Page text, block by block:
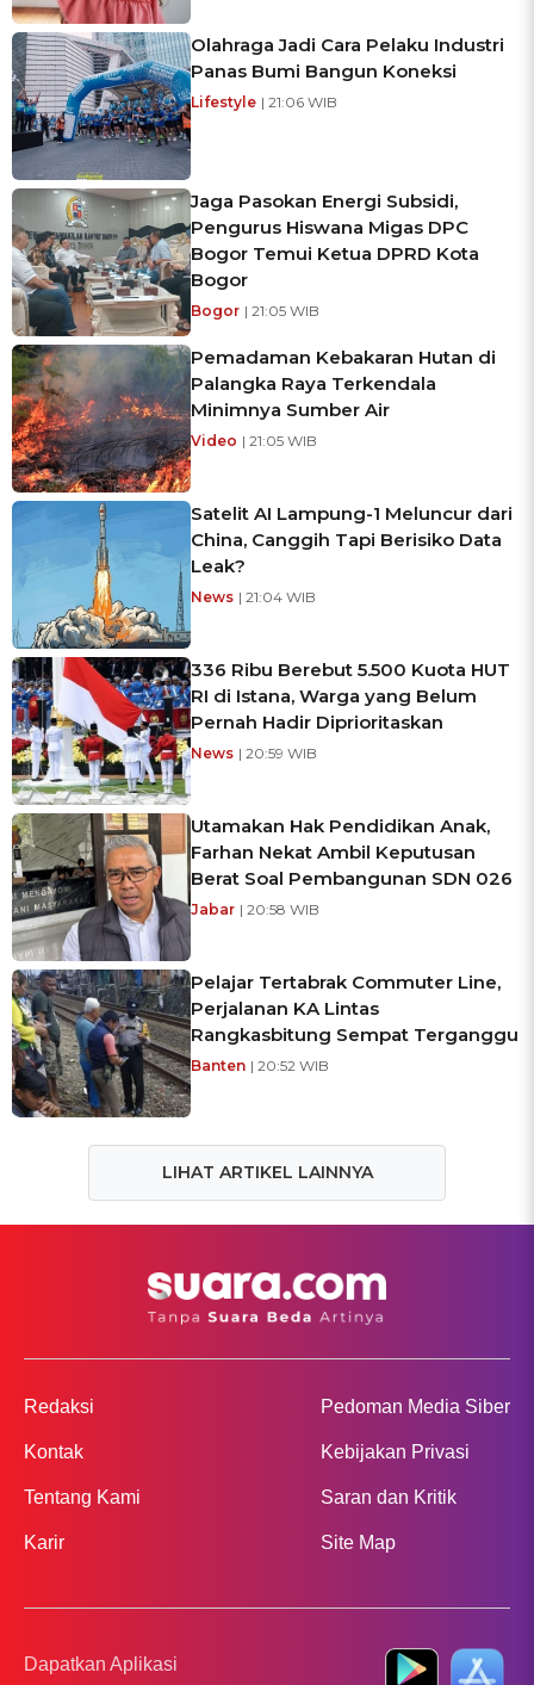
Olahraga Jadi Cara Pelaku Industri
Panas Bumi Bangun Koneksi
Lifestyle | 21:06 WIB
Jaga Pasokan Energi Subsidi,
Pengurus Hiswana Migas DPC
Bogor Temui Ketua DPRD Kota
Bogor
Bogor | 21:05 WIB
Pemadaman Kebakaran Hutan di
Palangka Raya Terkendala
Minimnya Sumber Air
Video | 21:05 WIB
Satelit AI Lampung-1 Meluncur dari
China, Canggih Tapi Berisiko Data
Leak?
News | 21:04 WIB
336 Ribu Berebut 5.500 Kuota HUT
RI di Istana, Warga yang Belum
Pernah Hadir Diprioritaskan
News | 20:59 WIB
Utamakan Hak Pendidikan Anak,
Farhan Nekat Ambil Keputusan
Berat Soal Pembangunan SDN 026
Jabar | 20:58 WIB
Pelajar Tertabrak Commuter Line,
Perjalanan KA Lintas
Rangkasbitung Sempat Terganggu
Banten | 20:52 WIB
LIHAT ARTIKEL LAINNYA
Redaksi
Kontak
Tentang Kami
Karir
Pedoman Media Siber
Kebijakan Privasi
Saran dan Kritik
Site Map
Dapatkan Aplikasi